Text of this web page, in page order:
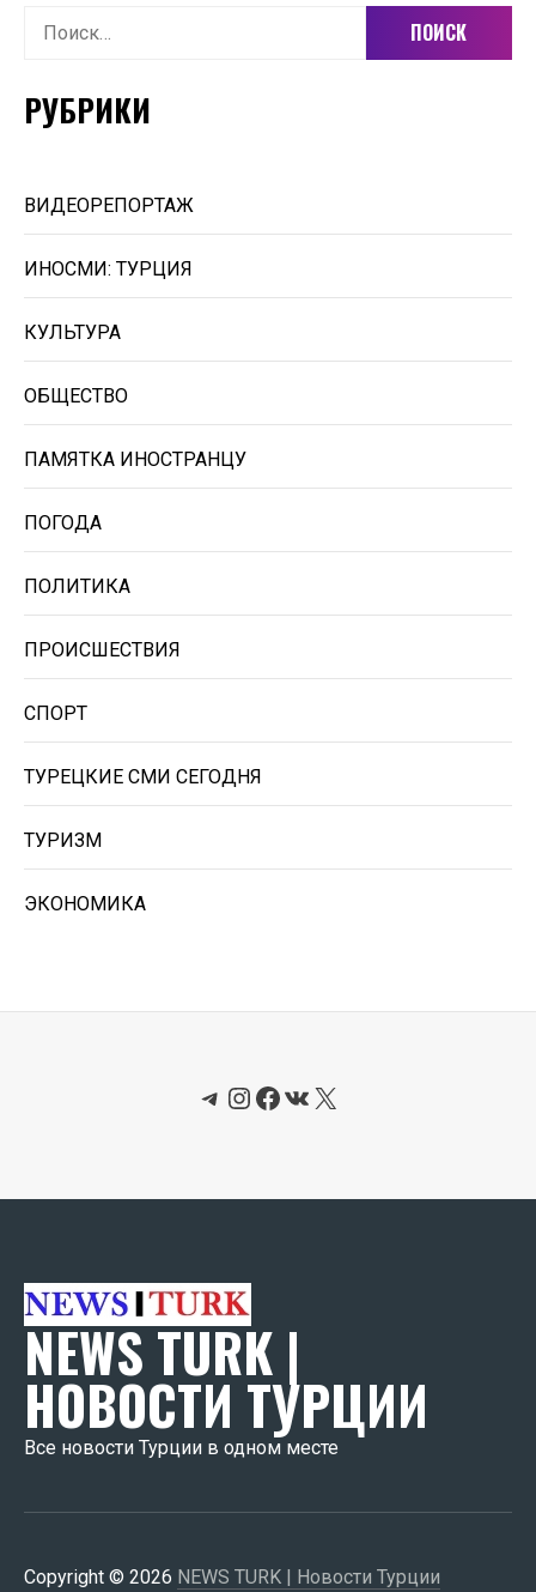
Найти:
РУБРИКИ
ВИДЕОРЕПОРТАЖ
ИНОСМИ: ТУРЦИЯ
КУЛЬТУРА
ОБЩЕСТВО
ПАМЯТКА ИНОСТРАНЦУ
ПОГОДА
ПОЛИТИКА
ПРОИСШЕСТВИЯ
СПОРТ
ТУРЕЦКИЕ СМИ СЕГОДНЯ
ТУРИЗМ
ЭКОНОМИКА
Telegram
Instagram
Facebook
ВКонтакте
X
NEWS TURK |
НОВОСТИ ТУРЦИИ
Все новости Турции в одном месте
Copyright © 2026 NEWS TURK | Новости Турции